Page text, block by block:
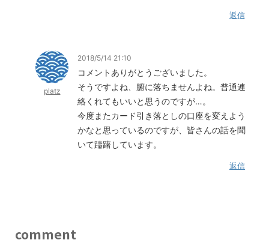
返信
platz
2018/5/14 21:10
コメントありがとうございました。
そうですよね、腑に落ちませんよね。普通連
絡くれてもいいと思うのですが…。
今度またカード引き落としの口座を変えよう
かなと思っているのですが、皆さんの話を聞
いて躊躇しています。
返信
comment